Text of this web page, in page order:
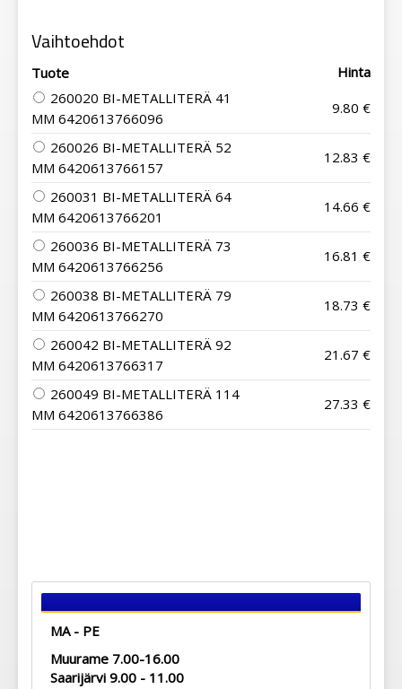
Vaihtoehdot
Tuote
Hinta
260020 BI-METALLITERÄ 41
MM 6420613766096
9.80 €
260026 BI-METALLITERÄ 52
MM 6420613766157
12.83 €
260031 BI-METALLITERÄ 64
MM 6420613766201
14.66 €
260036 BI-METALLITERÄ 73
MM 6420613766256
16.81 €
260038 BI-METALLITERÄ 79
MM 6420613766270
18.73 €
260042 BI-METALLITERÄ 92
MM 6420613766317
21.67 €
260049 BI-METALLITERÄ 114
MM 6420613766386
27.33 €
MA - PE
Muurame 7.00-16.00
Saarijärvi 9.00 - 11.00